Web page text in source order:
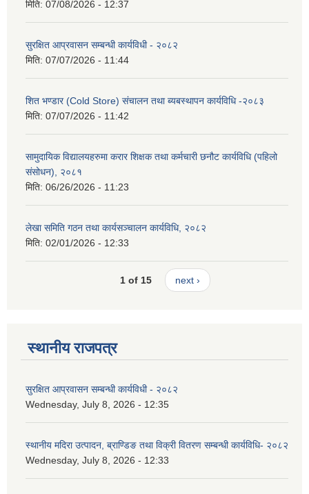
मिति: 07/08/2026 - 12:37
सुरक्षित आप्रवासन सम्बन्धी कार्यविधी - २०८२
मिति: 07/07/2026 - 11:44
शित भण्डार (Cold Store) संचालन तथा ब्यबस्थापन कार्यविधि -२०८३
मिति: 07/07/2026 - 11:42
सामुदायिक विद्यालयहरुमा करार शिक्षक तथा कर्मचारी छनौट कार्यविधि (पहिलो
संसोधन), २०८१
मिति: 06/26/2026 - 11:23
लेखा समिति गठन तथा कार्यसञ्चालन कार्यविधि, २०८२
मिति: 02/01/2026 - 12:33
1 of 15 next ›
स्थानीय राजपत्र
सुरक्षित आप्रवासन सम्बन्धी कार्यविधी - २०८२
Wednesday, July 8, 2026 - 12:35
स्थानीय मदिरा उत्पादन, ब्राण्डिङ तथा विक्री वितरण सम्बन्धी कार्यविधि- २०८२
Wednesday, July 8, 2026 - 12:33